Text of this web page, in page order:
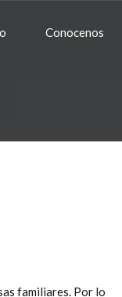
Conocenos
familiares. Por lo